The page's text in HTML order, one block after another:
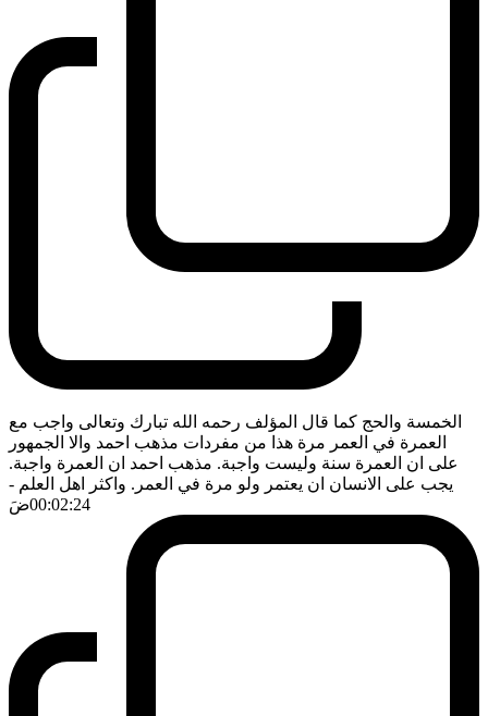
الخمسة والحج كما قال المؤلف رحمه الله تبارك وتعالى واجب مع
العمرة في العمر مرة هذا من مفردات مذهب احمد والا الجمهور
على ان العمرة سنة وليست واجبة. مذهب احمد ان العمرة واجبة.
يجب على الانسان ان يعتمر ولو مرة في العمر. واكثر اهل العلم -
00:02:24ضَ